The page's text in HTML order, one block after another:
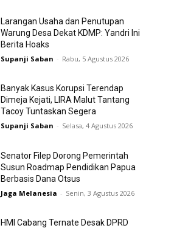
Larangan Usaha dan Penutupan
Warung Desa Dekat KDMP: Yandri Ini
Berita Hoaks
Supanji Saban - Rabu, 5 Agustus 2026
Banyak Kasus Korupsi Terendap
Dimeja Kejati, LIRA Malut Tantang
Tacoy Tuntaskan Segera
Supanji Saban - Selasa, 4 Agustus 2026
Senator Filep Dorong Pemerintah
Susun Roadmap Pendidikan Papua
Berbasis Dana Otsus
Jaga Melanesia - Senin, 3 Agustus 2026
HMI Cabang Ternate Desak DPRD